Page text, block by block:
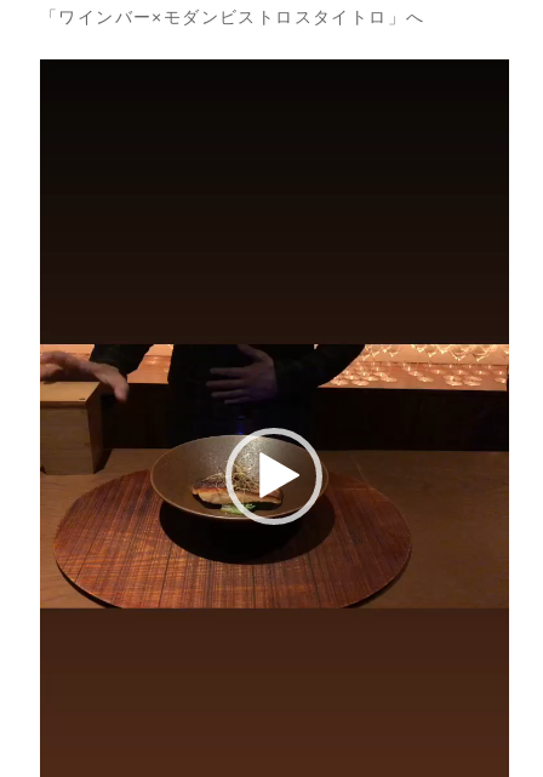
「ワインバー×モダンビストロスタイトロ」へ